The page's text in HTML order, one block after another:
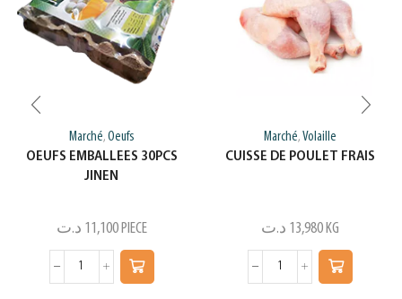
Marché, Oeufs
OEUFS EMBALLEES 30PCS
JINEN
11,100 د.ت PIECE
Marché,Volaille
CUISSE DE POULET FRAIS
13,980 د.ت KG